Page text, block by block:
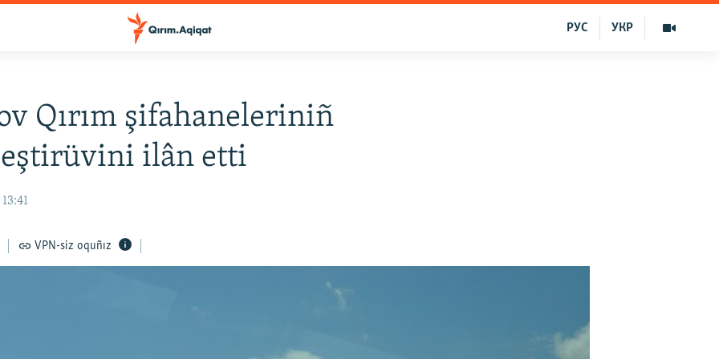
УКР
РУС
Qırım şifahaneleriniñ
ilân etti
VPN-siz oquñız